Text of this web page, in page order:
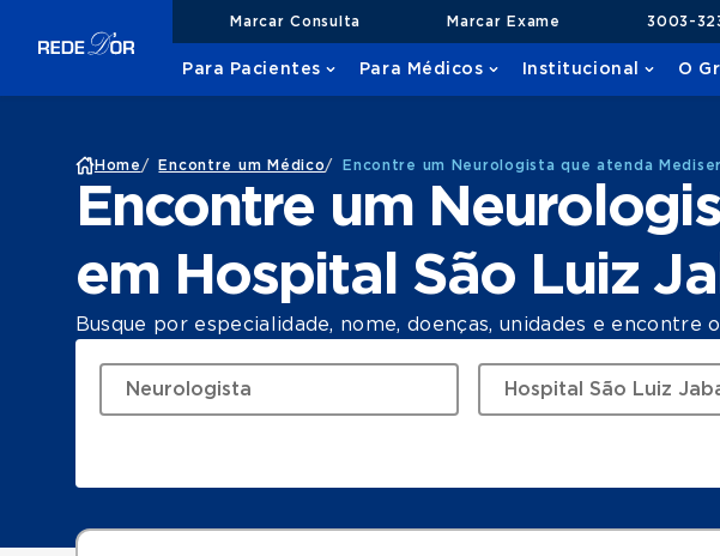
Marcar Consulta Marcar Exame 3003-
Para Pacientes Para Médicos Institucional O
Home / Encontre um Médico/ Encontre um Neurologista que atenda
Encontre um
em Hospital São Luiz
Busque por especialidade, nome, doenças, unidades e encontre